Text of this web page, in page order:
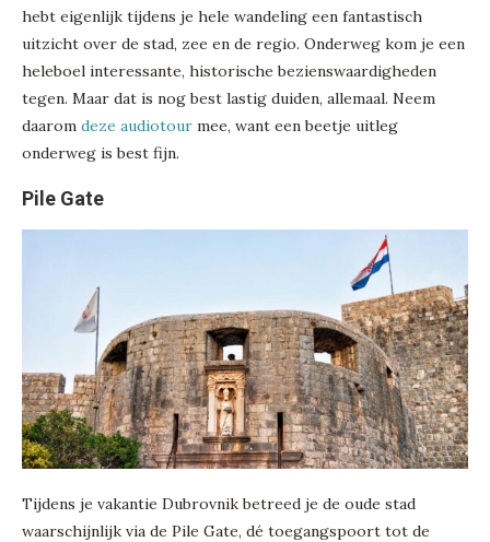
hebt eigenlijk tijdens je hele wandeling een fantastisch
uitzicht over de stad, zee en de regio. Onderweg kom je een
heleboel interessante, historische bezienswaardigheden
tegen. Maar dat is nog best lastig duiden, allemaal. Neem
daarom deze audiotour mee, want een beetje uitleg
onderweg is best fijn.
Pile Gate
Tijdens je vakantie Dubrovnik betreed je de oude stad
waarschijnlijk via de Pile Gate, dé toegangspoort tot de